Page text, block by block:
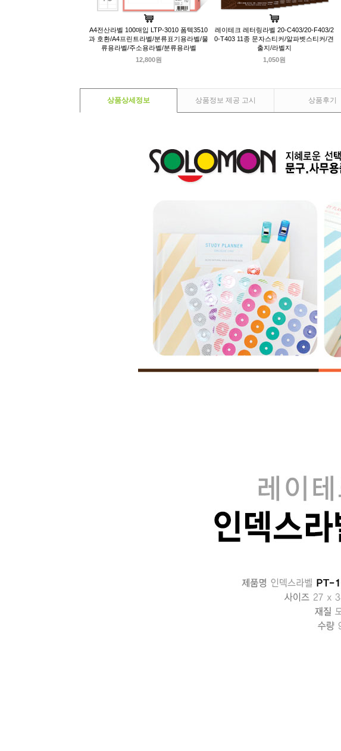
A4전산라벨 100매입 LTP-3010 폼텍3510
과 호환/A4프린트라벨/분류표기용라벨/물
류용라벨/주소용라벨/분류용라벨
12,800원
레이테크 레터링라벨 20-C403/20-F403/2
0-T403 11종 문자스티커/알파벳스티커/견
출지/라벨지
1,050원
상품상세정보 상품정보 제공 고시 상품후기